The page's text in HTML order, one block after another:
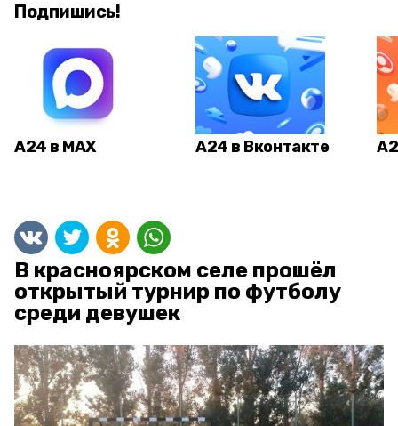
Подпишись!
А24 в MAX А24 в Вконтакте
В красноярском селе прошёл
открытый турнир по футболу
среди девушек